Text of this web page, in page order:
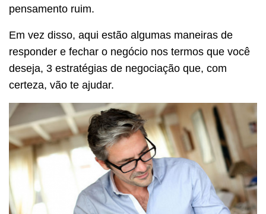
pensamento ruim.
Em vez disso, aqui estão algumas maneiras de
responder e fechar o negócio nos termos que você
deseja, 3 estratégias de negociação que, com
certeza, vão te ajudar.